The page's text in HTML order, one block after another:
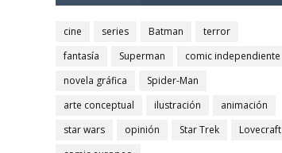
cine series Batman
terror
fantasía
Superman
comic independiente
novela gráfica
Spider-Man
arte conceptual
ilustración
animación
star wars
opinión Star Trek
Lovecraft